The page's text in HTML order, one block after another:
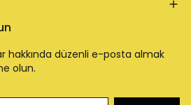
hakkında düzenli e-posta almak
olun.